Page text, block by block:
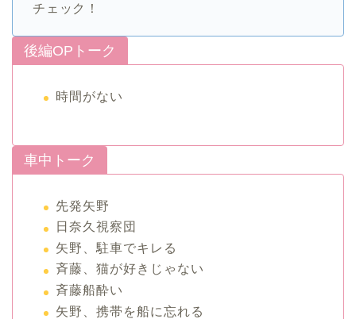
チェック！
後編OPトーク
時間がない
車中トーク
先発矢野
日奈久視察団
矢野、駐車でキレる
斉藤、猫が好きじゃない
斉藤船酔い
矢野、携帯を船に忘れる